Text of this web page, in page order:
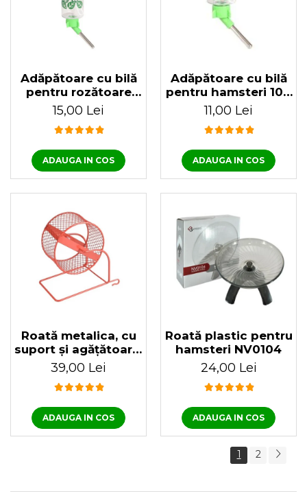
Adăpătoare cu bilă
pentru rozătoare
250 ml
15,00 Lei
ADAUGA IN COS
Adăpătoare cu bilă
pentru hamsteri 100
ml
11,00 Lei
ADAUGA IN COS
Roată metalica, cu
suport și agățătoare,
pentru rozătoare 12
x 18 x 19(h) cm
39,00 Lei
ADAUGA IN COS
Roată plastic pentru
hamsteri NV0104
24,00 Lei
ADAUGA IN COS
1 2